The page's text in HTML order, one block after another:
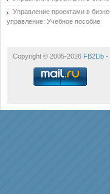
Управление проектами в
управление: Учебное пособие
Copyright © 2005-2026 FB2Lib